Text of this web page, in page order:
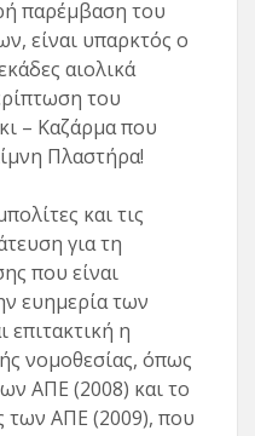
παρέμβαση του
είναι υπαρκτός ο
αιολικά
του
– Καζάρμα που
Πλαστήρα!
και τις
για τη
που είναι
ευημερία των
επιτακτική η
νομοθεσίας, όπως
ΑΠΕ (2008) και το
των ΑΠΕ (2009), που